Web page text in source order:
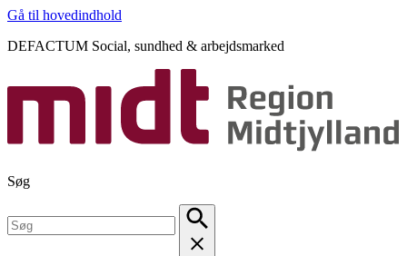
Gå til hovedindhold
DEFACTUM Social, sundhed & arbejdsmarked
Søg